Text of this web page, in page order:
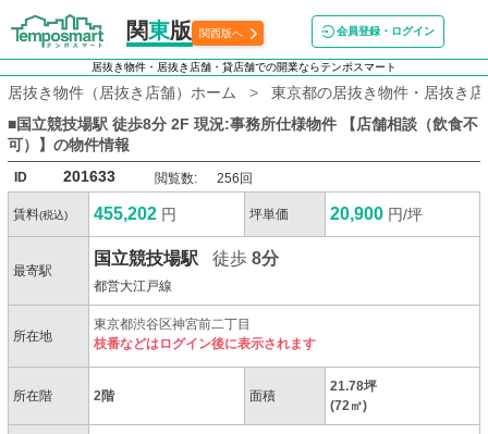
関東版 関西版へ 会員登録・ログイン
居抜き物件・居抜き店舗・貸店舗での開業ならテンポスマート
居抜き物件（居抜き店舗）ホーム
東京都の居抜き物件・居抜き
■国立競技場駅 徒歩8分 2F 現況:事務所仕様物件 【店舗相談（飲⾷不
可）】 の物件情報
ID 201633 閲覧数: 256回
賃料(税込) 455,202 円 坪単価 20,900 円/坪
最寄駅
国立競技場駅 徒歩8分
都営大江戸線
所在地
東京都渋谷区神宮前二丁目
枝番などはログイン後に表示されます
所在階 2階 面積
21.78坪
(72㎡)